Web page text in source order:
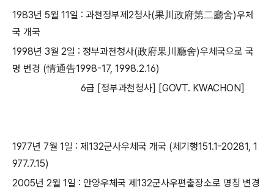
1983년 5월 11일 : 과천정부제2청사(果川政府第二廳舍)우체
국 개국
1998년 3월 2일 : 정부과천청사(政府果川廳舍)우체국으로 국
명 변경 (情通告1998-17, 1998.2.16)
6급 [정부과천청사] [GOVT. KWACHON]
1977년 7월 1일 : 제132군사우체국 개국 (체기행151.1-20281, 1
977.7.15)
2005년 2월 1일 : 안양우체국 제132군사우편출장소로 명칭 변경